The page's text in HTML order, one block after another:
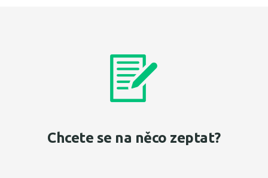
Chcete se na něco zeptat?